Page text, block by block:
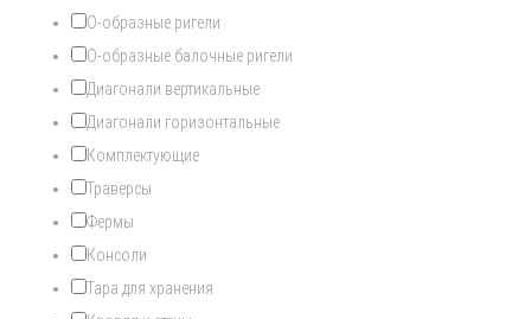
О-образные ригели
О-образные балочные ригели
Диагонали вертикальные
Диагонали горизонтальные
Комплектующие
Траверсы
Фермы
Консоли
Тара для хранения